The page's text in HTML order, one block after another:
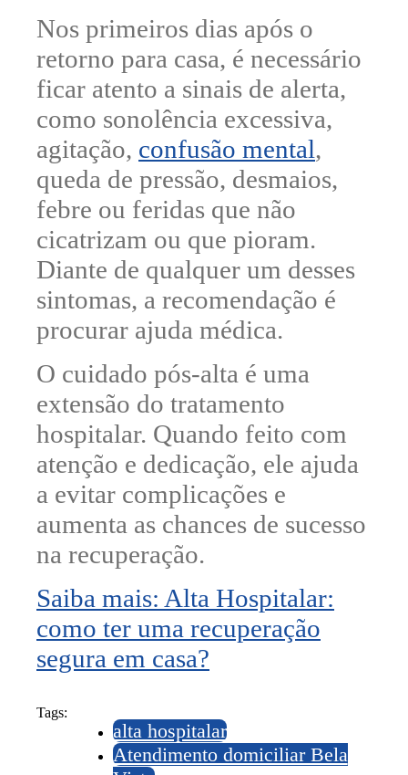
Nos primeiros dias após o
retorno para casa, é necessário
ficar atento a sinais de alerta,
como sonolência excessiva,
agitação, confusão mental,
queda de pressão, desmaios,
febre ou feridas que não
cicatrizam ou que pioram.
Diante de qualquer um desses
sintomas, a recomendação é
procurar ajuda médica.
O cuidado pós-alta é uma
extensão do tratamento
hospitalar. Quando feito com
atenção e dedicação, ele ajuda
a evitar complicações e
aumenta as chances de sucesso
na recuperação.
Saiba mais: Alta Hospitalar:
como ter uma recuperação
segura em casa?
Tags:
alta hospitalar
Atendimento domiciliar Bela